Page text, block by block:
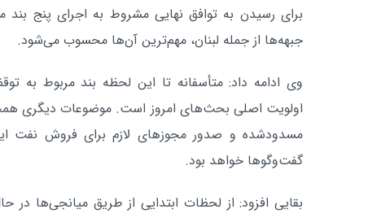
برای رسیدن به توافق نهایی مشروط به اجرای
جبهه‌ها از جمله لبنان، مهم‌ترین آن‌ها محسوب می‌شود.
وی ادامه داد: متأسفانه تا این لحظه بند مربوط
اولویت اصلی بحث‌های امروز است. موضوعات دیگری
مسدودشده و صدور مجوزهای لازم برای فروش نفت
گفت‌وگوها خواهد بود.
بقایی افزود: از لحظات ابتدایی از طریق میانجی‌ها در